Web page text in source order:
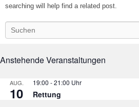
searching will help find a related post.
e
r
Anstehende Veranstaltungen
AUG.
10
19:00 -21:00
Rettung